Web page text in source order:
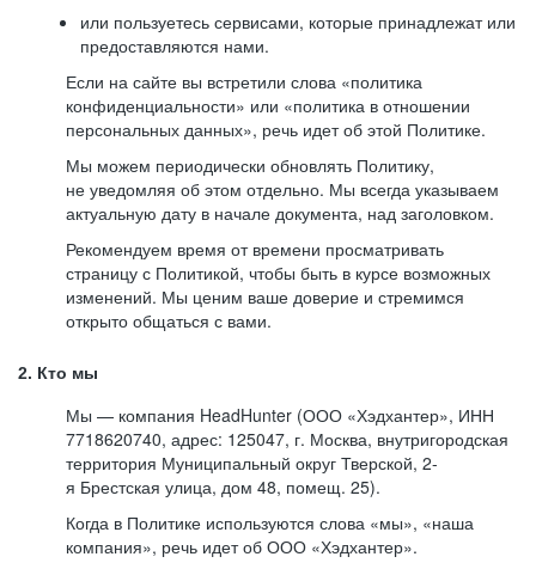
или пользуетесь сервисами, которые принадлежат или
предоставляются нами.
Если на сайте вы встретили слова «политика
конфиденциальности» или «политика в отношении
персональных данных», речь идет об этой Политике.
Мы можем периодически обновлять Политику,
не уведомляя об этом отдельно. Мы всегда указываем
актуальную дату в начале документа, над заголовком.
Рекомендуем время от времени просматривать
страницу с Политикой, чтобы быть в курсе возможных
изменений. Мы ценим ваше доверие и стремимся
открыто общаться с вами.
2. Кто мы
Мы — компания HeadHunter (ООО «Хэдхантер», ИНН
7718620740, адрес: 125047, г. Москва, внутригородская
территория Муниципальный округ Тверской, 2-
я Брестская улица, дом 48, помещ. 25).
Когда в Политике используются слова «мы», «наша
компания», речь идет об ООО «Хэдхантер».